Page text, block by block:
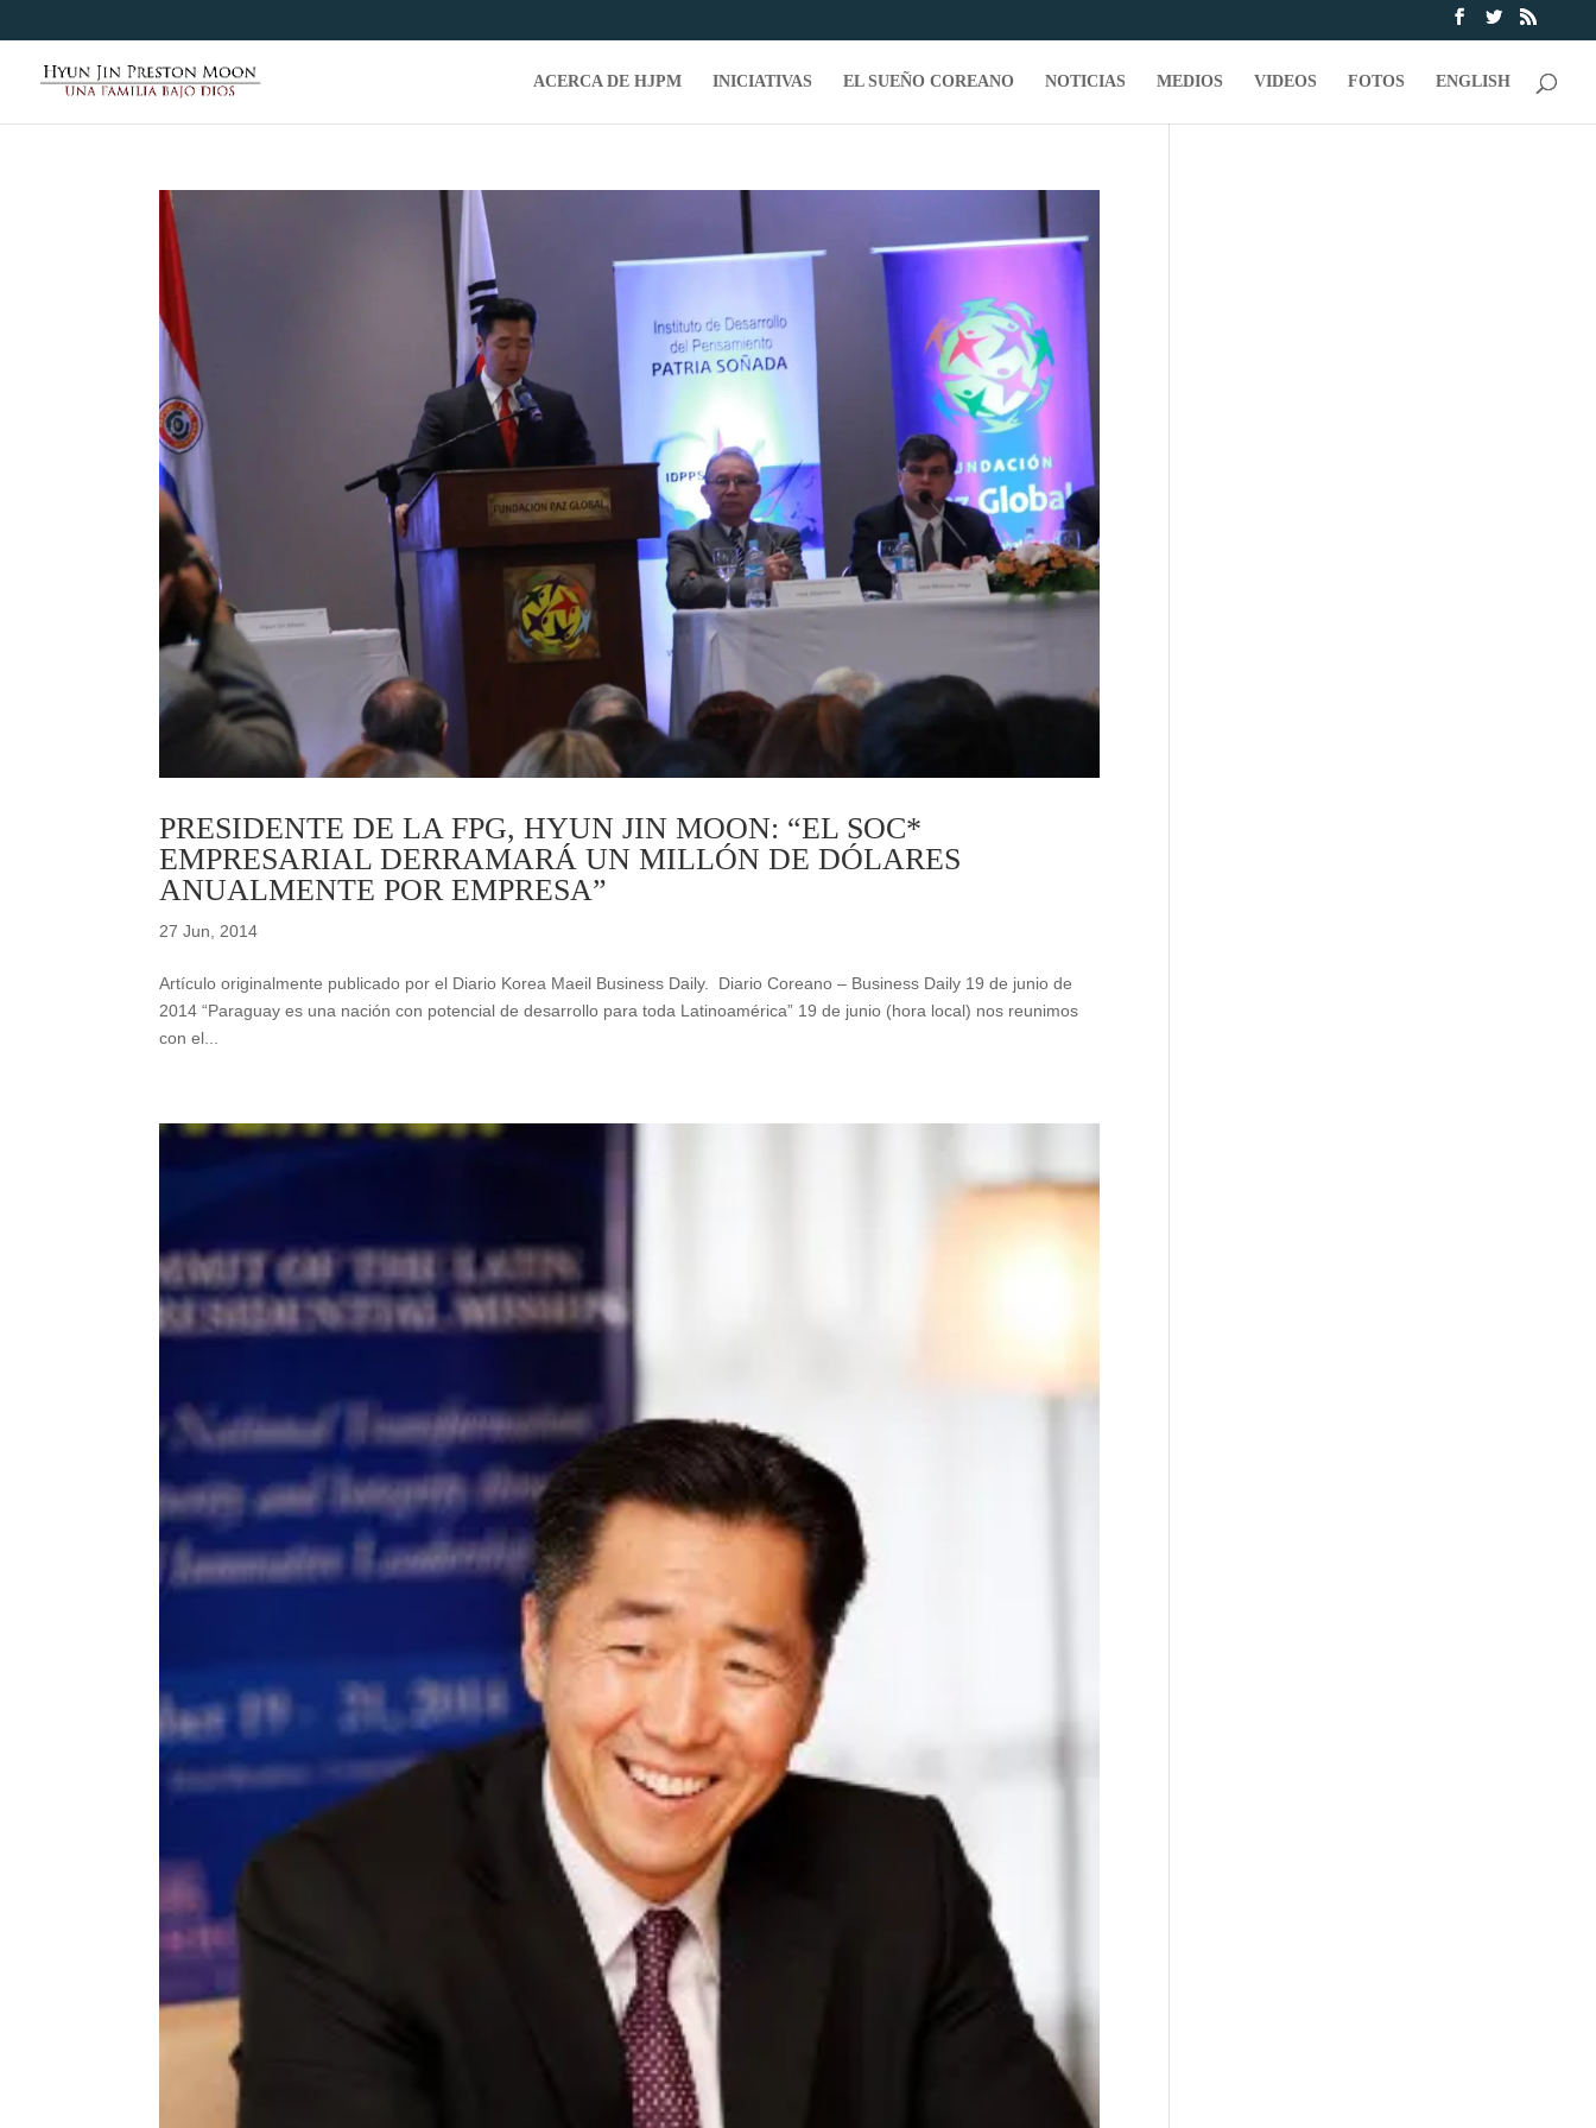
ACERCA DE HJPM INICIATIVAS EL SUEÑO COREANO NOTICIAS MEDIOS VIDEOS FOTOS ENGLISH
PRESIDENTE DE LA FPG, HYUN JIN MOON: “EL SOC*
EMPRESARIAL DERRAMARÁ UN MILLÓN DE DÓLARES
ANUALMENTE POR EMPRESA”
27 Jun, 2014
Artículo originalmente publicado por el Diario Korea Maeil Business Daily. Diario Coreano – Business Daily 19 de junio de
2014 “Paraguay es una nación con potencial de desarrollo para toda Latinoamérica” 19 de junio (hora local) nos reunimos
con el...